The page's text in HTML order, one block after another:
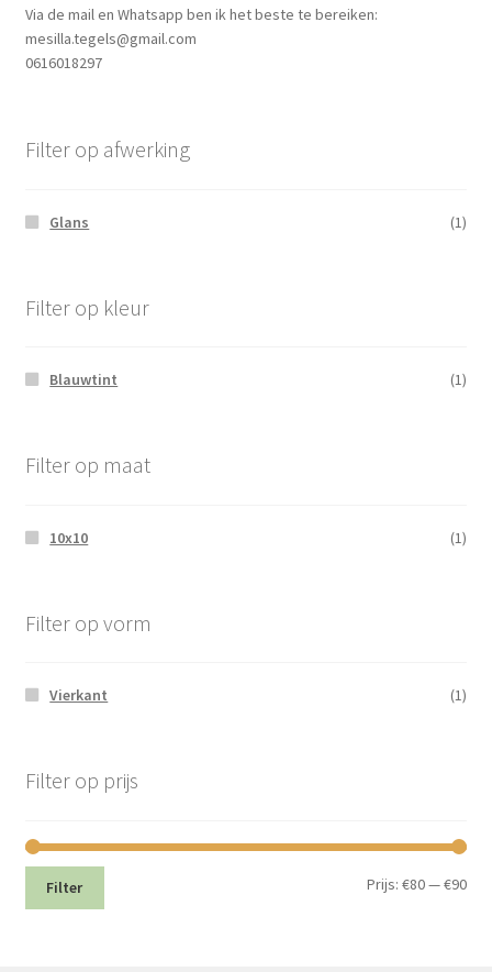
Via de mail en Whatsapp ben ik het beste te bereiken:
mesilla.tegels@gmail.com
0616018297
Filter op afwerking
Glans (1)
Filter op kleur
Blauwtint (1)
Filter op maat
10x10 (1)
Filter op vorm
Vierkant (1)
Filter op prijs
Min.
Filter Prijs:€80—€90